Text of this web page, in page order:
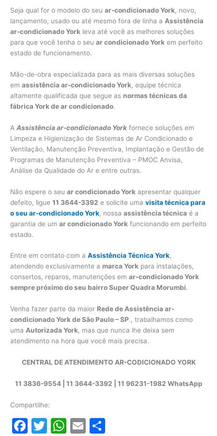
Seja qual for o modelo do seuar-condicionado York, novo,
lançamento, usado ou até mesmo fora de linha a Assistência
ar-condicionado York leva até você as melhores soluções
para que você tenha o seuar condicionado York em perfeito
estado de funcionamento.
Mão-de-obra especializada para as mais diversas soluções
emassistência ar-condicionado York, equipe técnica
altamente qualificada que segue as normas técnicas da
fábrica York de ar condicionado.
AAssistência ar-condicionado York fornece soluções em
Limpeza e Higienização de Sistemas de Ar Condicionado e
Ventilação, Manutenção Preventiva, Implantação e Gestão de
Programas de Manutenção Preventiva – PMOC Anvisa,
Análise da Qualidade do Ar e entre outras.
Não espere o seuar condicionado York apresentar qualquer
defeito, ligue11 3644-3392 e solicite umavisita técnica para
o seu ar-condicionado York, nossaassistência técnica é a
garantia de umar condicionado York funcionando em perfeito
estado.
Entre em contato com aAssistência Técnica York,
atendendo exclusivamente a marca York para instalações,
consertos, reparos, manutenções emar-condicionado York
sempre próximo do seu bairro Super Quadra Morumbi.
Venha fazer parte da maior Rede de Assistência ar-
condicionado York de São Paulo – SP., trabalhamos como
umaAutorizada York, mas que nunca lhe deixa sem
atendimento na hora que você mais precisa.
CENTRAL DE ATENDIMENTO AR-CODICIONADO YORK
11 3836-9554 | 11 3644-3392 | 11 96231-1982 WhatsApp
Compartilhe:
F
T
W E